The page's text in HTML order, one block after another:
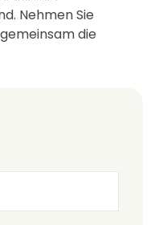
Nehmen Sie
die